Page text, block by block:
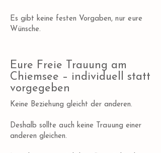
Es gibt keine festen Vorgaben, nur eure
Wünsche.
Eure Freie Trauung am
Chiemsee – individuell statt
vorgegeben
Keine Beziehung gleicht der anderen.
Deshalb sollte auch keine Trauung einer
anderen gleichen.